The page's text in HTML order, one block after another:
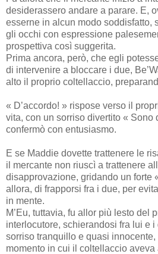
desiderassero andare a parare. E,
esserne in alcun modo soddisfatto,
gli occhi con espressione
prospettiva così suggerita.
Prima ancora, però, che egli
di intervenire a bloccare i due,
alto il proprio coltellaccio,
« D’accordo! » rispose verso il
vita, con un sorriso divertito « Sono
confermò con entusiasmo.
E se Maddie dovette trattenere le
il mercante non riuscì a trattenere
disapprovazione, gridando un forte
allora, di frapporsi fra i due, per
in mente.
M’Eu, tuttavia, fu allor più lesto del
interlocutore, schierandosi fra lui e
sorriso tranquillo e quasi innocente,
momento in cui il coltellaccio